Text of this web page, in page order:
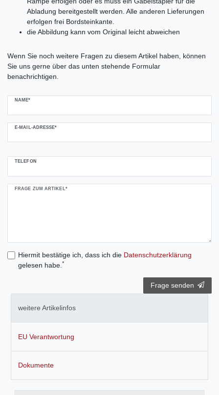
Abladung bereitgestellt werden. Alle anderen Lieferungen
erfolgen frei Bordsteinkante.
die Abbildung kann vom Original leicht abweichen
Wenn Sie noch weitere Fragen zu diesem Artikel haben, können
Sie uns gerne über das unten stehende Formular
benachrichtigen.
NAME*
E-MAIL-ADRESSE*
TELEFON
FRAGE ZUM ARTIKEL*
Hiermit bestätige ich, dass ich die Daten­schutz­erklärung
gelesen habe. *
Frage senden
weitere Artikelinfos
EU Verantwortung
Dokumente